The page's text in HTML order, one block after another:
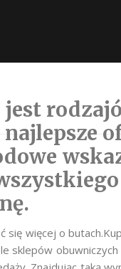
się więcej o
sklepów